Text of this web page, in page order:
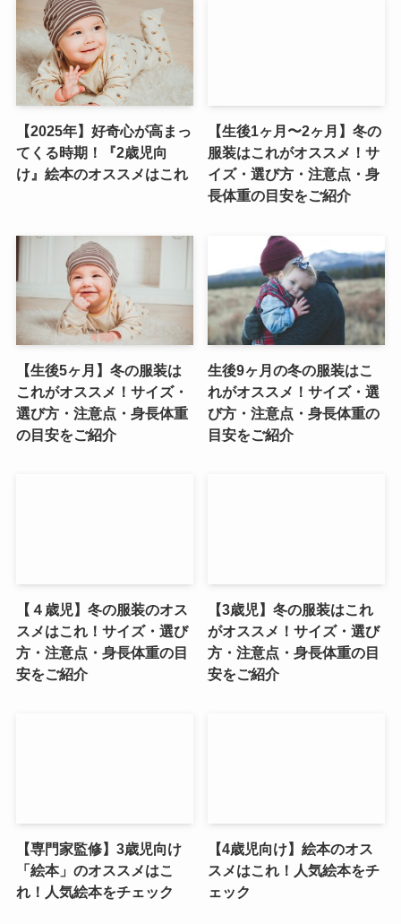
【2025年】好奇心が高まっ
てくる時期！『2歳児向
け』絵本のオススメはこれ
【生後1ヶ月〜2ヶ月】冬の
服装はこれがオススメ！サ
イズ・選び方・注意点・身
長体重の目安をご紹介
【生後5ヶ月】冬の服装は
これがオススメ！サイズ・
選び方・注意点・身長体重
の目安をご紹介
生後9ヶ月の冬の服装はこ
れがオススメ！サイズ・選
び方・注意点・身長体重の
目安をご紹介
【４歳児】冬の服装のオス
スメはこれ！サイズ・選び
方・注意点・身長体重の目
安をご紹介
【3歳児】冬の服装はこれ
がオススメ！サイズ・選び
方・注意点・身長体重の目
安をご紹介
【専門家監修】3歳児向け
「絵本」のオススメはこ
れ！人気絵本をチェック
【4歳児向け】絵本のオス
スメはこれ！人気絵本をチ
ェック